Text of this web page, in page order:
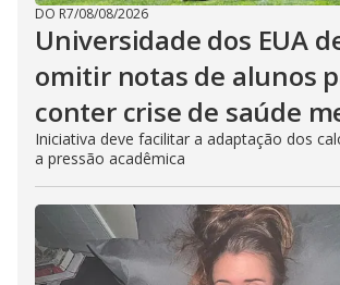
DO R7/08/08/2026
Universidade dos EUA
omitir notas de alunos
conter crise de saúde
Iniciativa deve facilitar a adaptação dos
a pressão acadêmica